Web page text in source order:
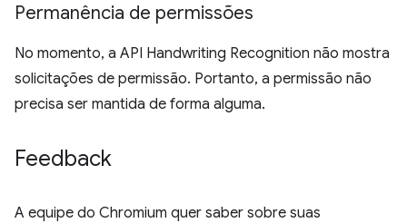
Permanência de permissões
No momento, a API Handwriting Recognition não mostra
solicitações de permissão. Portanto, a permissão não
precisa ser mantida de forma alguma.
Feedback
A equipe do Chromium quer saber sobre suas